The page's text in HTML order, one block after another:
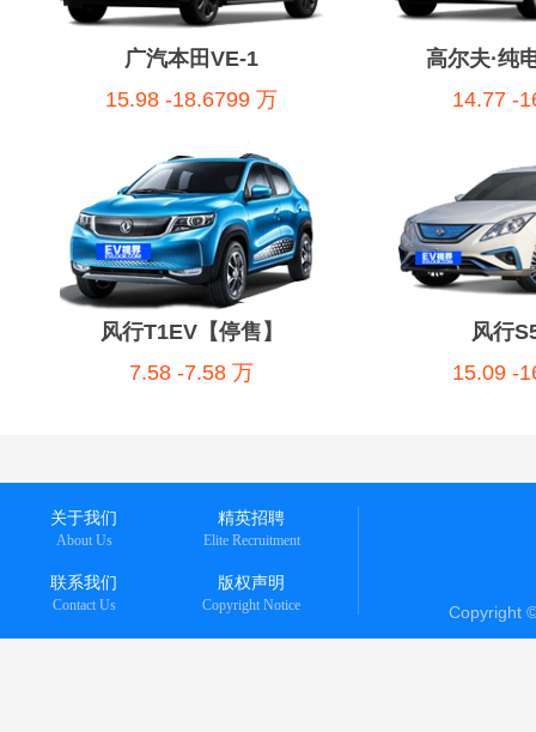
广汽本田VE-1
15.98 -18.6799 万
高尔夫·纯
14.77 -
风行T1EV【停售】
7.58 -7.58 万
风行
15.09 -
关于我们
About Us
精英招聘
Elite Recruitment
联系我们
Contact Us
版权声明
Copyright Notice Copyright